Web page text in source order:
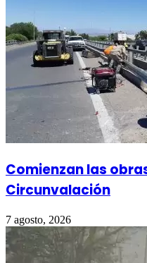
Comienzan las
Circunvalación
7 agosto, 2026